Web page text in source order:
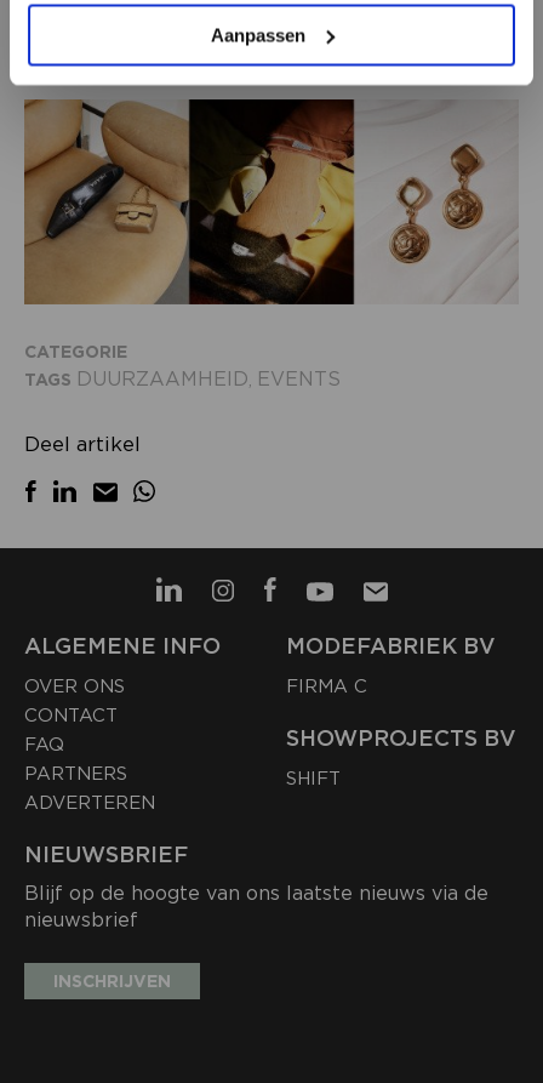
Aanpassen
programma. Ontdek de benefits van pre-loved,
CATEGORIE
TAGS DUURZAAMHEID, EVENTS
Deel artikel
ALGEMENE INFO
OVER ONS
CONTACT
FAQ
PARTNERS
ADVERTEREN
MODEFABRIEK BV
FIRMA C
SHOWPROJECTS BV
SHIFT
NIEUWSBRIEF
Blijf op de hoogte van ons laatste nieuws via de
nieuwsbrief
INSCHRIJVEN